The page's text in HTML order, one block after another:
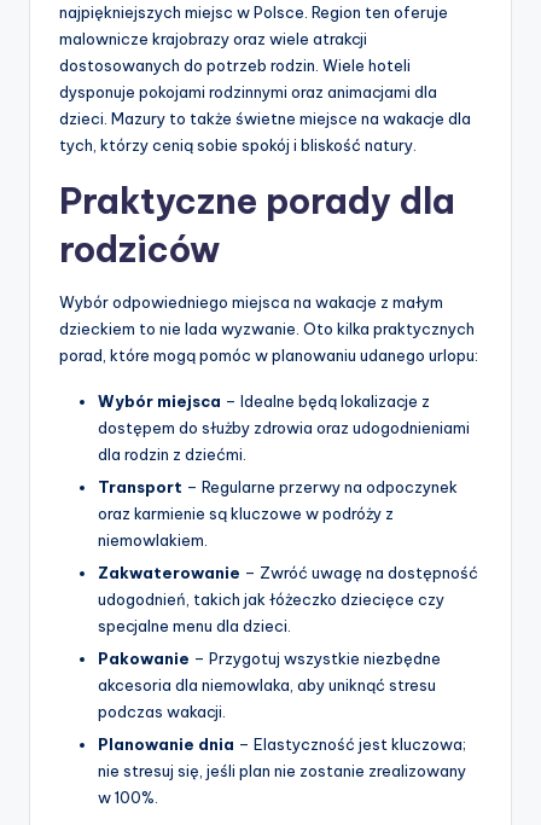
najpiękniejszych miejsc w Polsce. Region ten oferuje
malownicze krajobrazy oraz wiele atrakcji
dostosowanych do potrzeb rodzin. Wiele hoteli
dysponuje pokojami rodzinnymi oraz animacjami dla
dzieci. Mazury to także świetne miejsce na wakacje dla
tych, którzy cenią sobie spokój i bliskość natury.
Praktyczne porady dla
rodziców
Wybór odpowiedniego miejsca na wakacje z małym
dzieckiem to nie lada wyzwanie. Oto kilka praktycznych
porad, które mogą pomóc w planowaniu udanego urlopu:
Wybór miejsca – Idealne będą lokalizacje z
dostępem do służby zdrowia oraz udogodnieniami
dla rodzin z dziećmi.
Transport – Regularne przerwy na odpoczynek
oraz karmienie są kluczowe w podróży z
niemowlakiem.
Zakwaterowanie – Zwróć uwagę na dostępność
udogodnień, takich jak łóżeczko dziecięce czy
specjalne menu dla dzieci.
Pakowanie – Przygotuj wszystkie niezbędne
akcesoria dla niemowlaka, aby uniknąć stresu
podczas wakacji.
Planowanie dnia – Elastyczność jest kluczowa;
nie stresuj się, jeśli plan nie zostanie zrealizowany
w 100%.